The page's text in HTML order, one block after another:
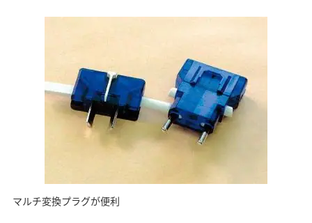
マルチ変換プラグが便利